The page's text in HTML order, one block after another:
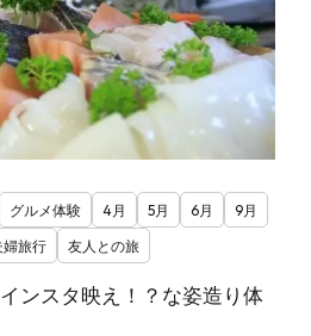
グルメ体験 4月 5月 6月
9月
婦旅行 友人との旅
ンスタ映え！？な姿造り体